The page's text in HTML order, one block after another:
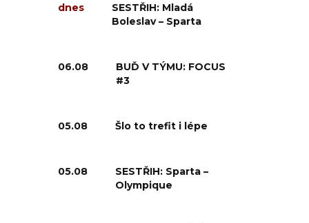
dnes
SESTŘIH: Mladá
Boleslav – Sparta
06.08
BUĎ V TÝMU: FOCUS
#3
05.08 Šlo to trefit i lépe
05.08
SESTŘIH: Sparta –
Olympique